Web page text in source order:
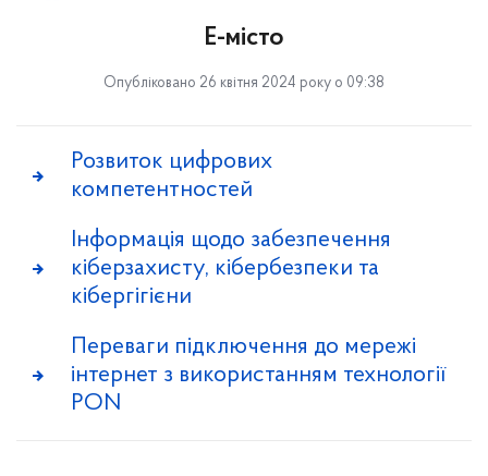
Е-місто
Опубліковано 26 квітня 2024 року о 09:38
Розвиток цифрових
компетентностей
Інформація щодо забезпечення
кіберзахисту, кібербезпеки та
кібергігієни
Переваги підключення до мережі
інтернет з використанням технології
PON